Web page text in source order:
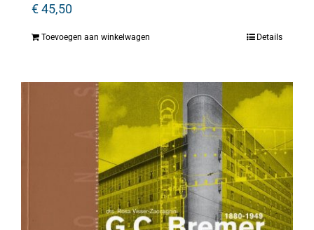
€45,50
Toevoegen aan winkelwagen Details